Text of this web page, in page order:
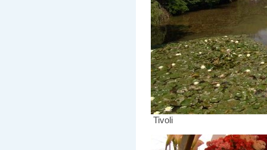
Tivoli